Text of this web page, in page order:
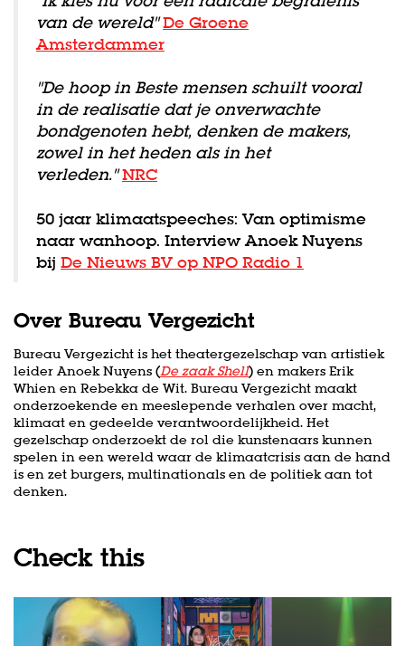
van de wereld"De Groene
Amsterdammer
"De hoop in Beste mensen schuilt vooral
in de realisatie dat je onverwachte
bondgenoten hebt, denken de makers,
zowel in het heden als in het
verleden."NRC
50 jaar klimaatspeeches: Van optimisme
naar wanhoop. Interview Anoek Nuyens
bij De Nieuws BV op NPO Radio 1
Over Bureau Vergezicht
Bureau Vergezicht is het theatergezelschap van artistiek
leider Anoek Nuyens (De zaak Shell) en makers Erik
Whien en Rebekka de Wit. Bureau Vergezicht maakt
onderzoekende en meeslepende verhalen over macht,
klimaat en gedeelde verantwoordelijkheid. ‍Het
gezelschap onderzoekt de rol die kunstenaars kunnen
spelen in een wereld waar de klimaatcrisis aan de hand
is en zet burgers, multinationals en de politiek aan tot
denken.
Check this